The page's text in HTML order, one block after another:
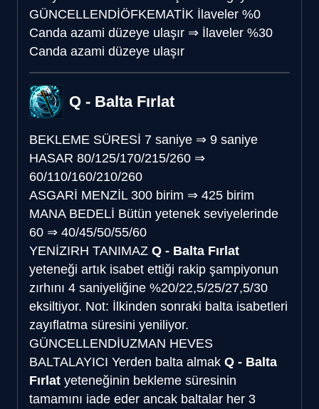
GÜNCELLENDİÖFKEMATİK İlaveler %0
Canda azami düzeye ulaşır ⇒ İlaveler %30
Canda azami düzeye ulaşır
Q - Balta Fırlat
BEKLEME SÜRESİ 7 saniye ⇒ 9 saniye
HASAR 80/125/170/215/260 ⇒
60/110/160/210/260
ASGARİ MENZİL 300 birim ⇒ 425 birim
MANA BEDELİ Bütün yetenek seviyelerinde
60 ⇒ 40/45/50/55/60
YENİZIRH TANIMAZ Q - Balta Fırlat
yeteneği artık isabet ettiği rakip şampiyonun
zırhını 4 saniyeliğine %20/22,5/25/27,5/30
eksiltiyor. Not: İlkinden sonraki balta isabetleri
zayıflatma süresini yeniliyor.
GÜNCELLENDİUZMAN HEVES
BALTALAYICI Yerden balta almak Q - Balta
Fırlat yeteneğinin bekleme süresinin
tamamını iade eder ancak baltalar her 3